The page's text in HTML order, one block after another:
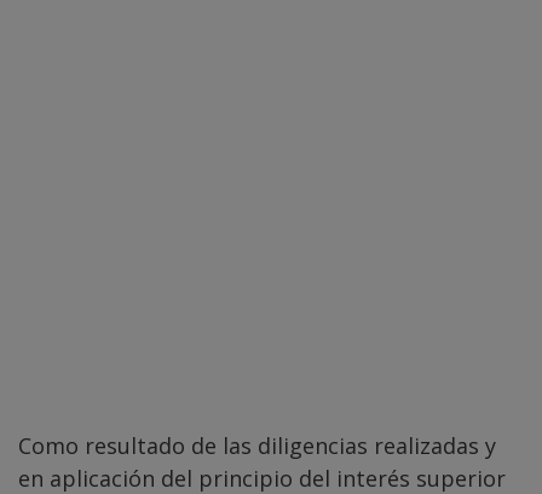
Como resultado de las diligencias realizadas y
en aplicación del principio del interés superior